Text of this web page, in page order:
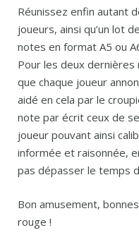
Réunissez enfin autant
joueurs, ainsi qu’un lot
notes en format A5 ou
Pour les deux
que chaque joueur
aidé en cela par le
note par écrit ceux de
joueur pouvant ainsi
informée et raisonnée,
pas dépasser le temps
Bon amusement,
rouge !